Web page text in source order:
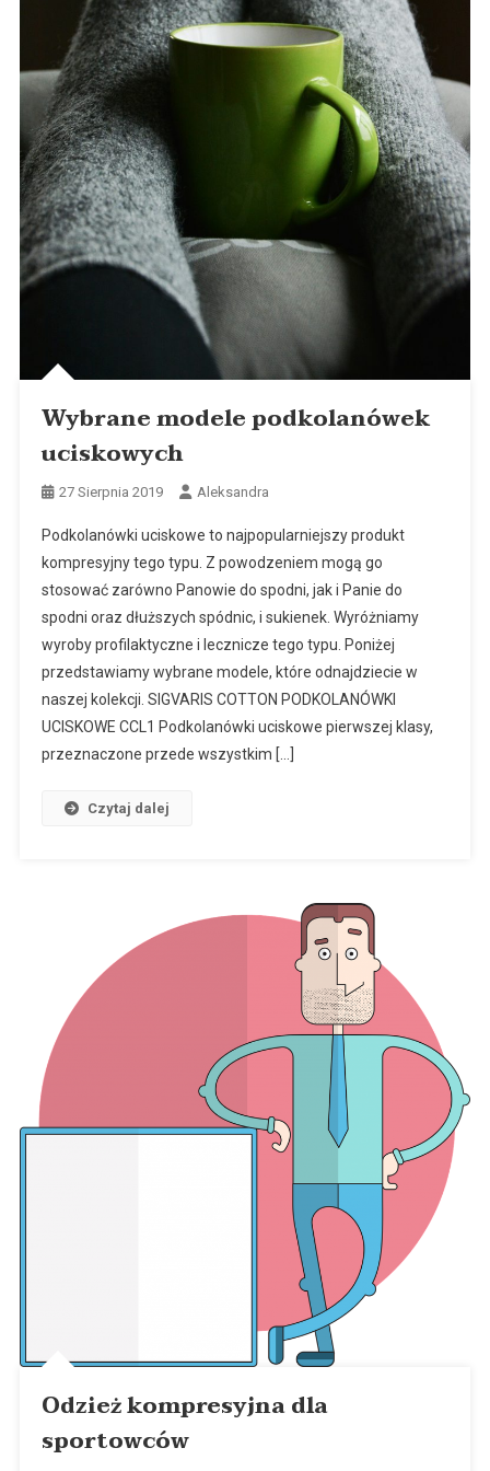
Wybrane modele podkolanówek
uciskowych
27 Sierpnia 2019 Aleksandra
Podkolanówki uciskowe to najpopularniejszy produkt
kompresyjny tego typu. Z powodzeniem mogą go
stosować zarówno Panowie do spodni, jak i Panie do
spodni oraz dłuższych spódnic, i sukienek. Wyróżniamy
wyroby profilaktyczne i lecznicze tego typu. Poniżej
przedstawiamy wybrane modele, które odnajdziecie w
naszej kolekcji. SIGVARIS COTTON PODKOLANÓWKI
UCISKOWE CCL1 Podkolanówki uciskowe pierwszej klasy,
przeznaczone przede wszystkim […]
Czytaj dalej
Odzież kompresyjna dla
sportowców